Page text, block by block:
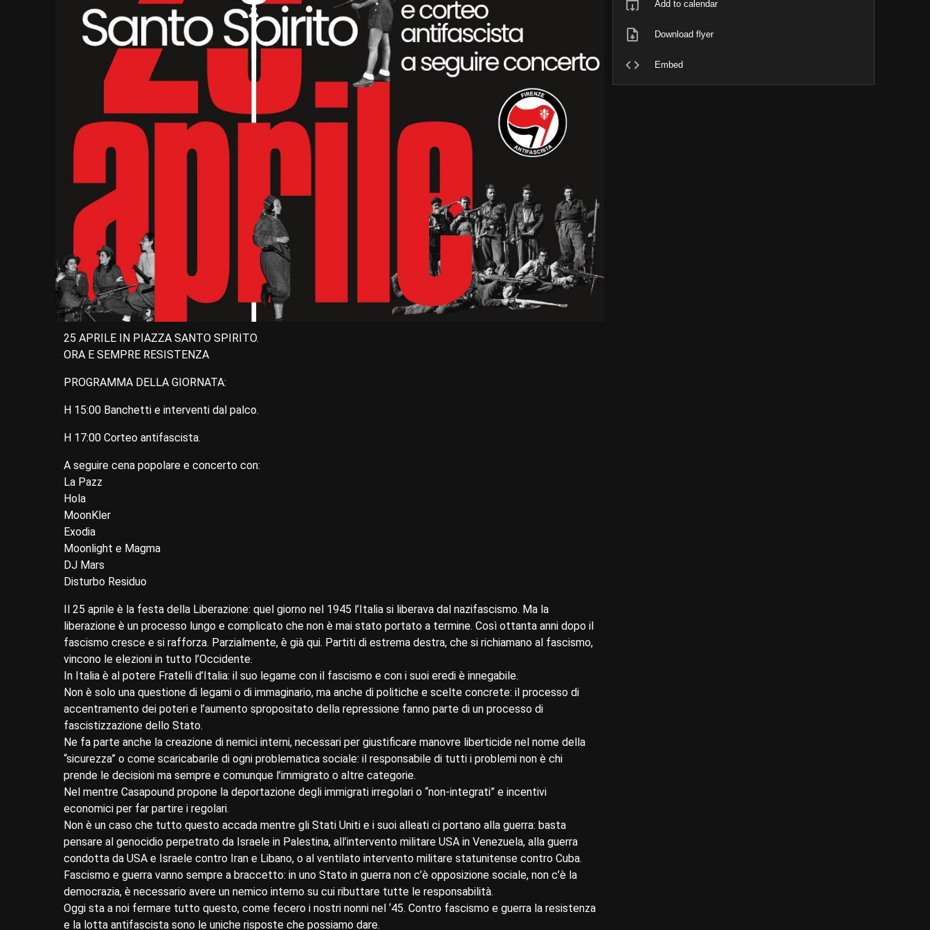
25 APRILE IN PIAZZA SANTO SPIRITO.
ORA E SEMPRE RESISTENZA
PROGRAMMA DELLA GIORNATA:
H 15:00 Banchetti e interventi dal palco.
H 17:00 Corteo antifascista.
A seguire cena popolare e concerto con:
La Pazz
Hola
MoonKler
Exodia
Moonlight e Magma
DJ Mars
Disturbo Residuo
Il 25 aprile è la festa della Liberazione: quel giorno nel 1945 l’Italia si liberava dal nazifascismo. Ma la
liberazione è un processo lungo e complicato che non è mai stato portato a termine. Così ottanta anni dopo il
fascismo cresce e si rafforza. Parzialmente, è già qui. Partiti di estrema destra, che si richiamano al fascismo,
vincono le elezioni in tutto l’Occidente.
In Italia è al potere Fratelli d’Italia: il suo legame con il fascismo e con i suoi eredi è innegabile.
Non è solo una questione di legami o di immaginario, ma anche di politiche e scelte concrete: il processo di
accentramento dei poteri e l’aumento spropositato della repressione fanno parte di un processo di
fascistizzazione dello Stato.
Ne fa parte anche la creazione di nemici interni, necessari per giustificare manovre liberticide nel nome della
“sicurezza” o come scaricabarile di ogni problematica sociale: il responsabile di tutti i problemi non è chi
prende le decisioni ma sempre e comunque l’immigrato o altre categorie.
Nel mentre Casapound propone la deportazione degli immigrati irregolari o “non-integrati” e incentivi
economici per far partire i regolari.
Non è un caso che tutto questo accada mentre gli Stati Uniti e i suoi alleati ci portano alla guerra: basta
pensare al genocidio perpetrato da Israele in Palestina, all’intervento militare USA in Venezuela, alla guerra
condotta da USA e Israele contro Iran e Libano, o al ventilato intervento militare statunitense contro Cuba.
Fascismo e guerra vanno sempre a braccetto: in uno Stato in guerra non c’è opposizione sociale, non c’è la
democrazia, è necessario avere un nemico interno su cui ributtare tutte le responsabilità.
Oggi sta a noi fermare tutto questo, come fecero i nostri nonni nel ‘45. Contro fascismo e guerra la resistenza
e la lotta antifascista sono le uniche risposte che possiamo dare.
Add to calendar
Download flyer
Embed